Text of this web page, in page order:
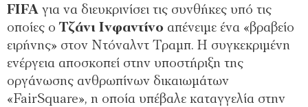
FIFA για να διευκρινίσει τις συνθήκες υπό τις
οποίες ο Τζάνι Ινφαντίνο απένειμε ένα «βραβείο
ειρήνης» στον Ντόναλντ Τραμπ. Η συγκεκριμένη
ενέργεια αποσκοπεί στην υποστήριξη της
οργάνωσης ανθρωπίνων δικαιωμάτων
«FairSquare», η οποία υπέβαλε καταγγελία στην